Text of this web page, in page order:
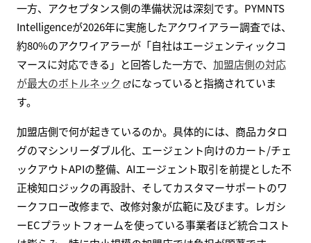
一方、アクセプタンス側の準備状況は深刻です。PYMNTS
Intelligenceが2026年に実施したアクワイアラー調査では、
約80%のアクワイアラーが「自社はエージェンティックコ
マースに対応できる」と回答した一方で、 加盟店側の対応
が最大のボトルネック
になっていると指摘されていま
す。
加盟店側で何が起きているのか。具体的には、商品カタロ
グのマシンリーダブル化、エージェント向けのカート/チェ
ックアウトAPIの整備、AIエージェント取引を前提とした不
正検知ロジックの再設計、そしてカスタマーサポートのワ
ークフロー改修まで、改修対象が広範に及びます。レガシ
ーECプラットフォームを使っている事業者ほど統合コスト